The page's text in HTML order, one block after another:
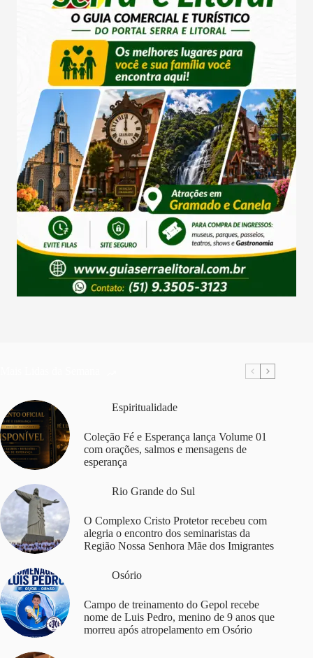
Espiritualidade
Coleção Fé e Esperança lança Volume 01
com orações, salmos e mensagens de
esperança
Rio Grande do Sul
O Complexo Cristo Protetor recebeu com
alegria o encontro dos seminaristas da
Região Nossa Senhora Mãe dos Imigrantes
Osório
Campo de treinamento do Gepol recebe
nome de Luis Pedro, menino de 9 anos que
morreu após atropelamento em Osório